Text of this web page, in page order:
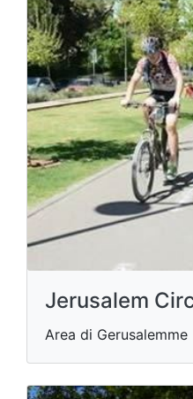
Jerusalem
Area di Gerusalemme